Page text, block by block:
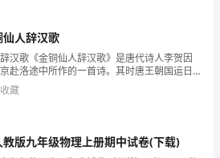
仙人辞汉歌
汉歌《金铜仙人辞汉歌》是唐代诗人李贺因
赴洛途中所作的一首诗。其时唐王朝国运日
据，兵祸迭起，民不聊生;而诗人那“唐诸王
之家也早已没落衰微，报国无门，处处碰壁。
收藏
教版九年级物理上册期中试卷(下载)